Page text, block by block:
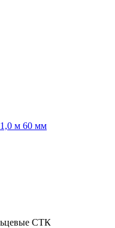
м 60 мм
СТК